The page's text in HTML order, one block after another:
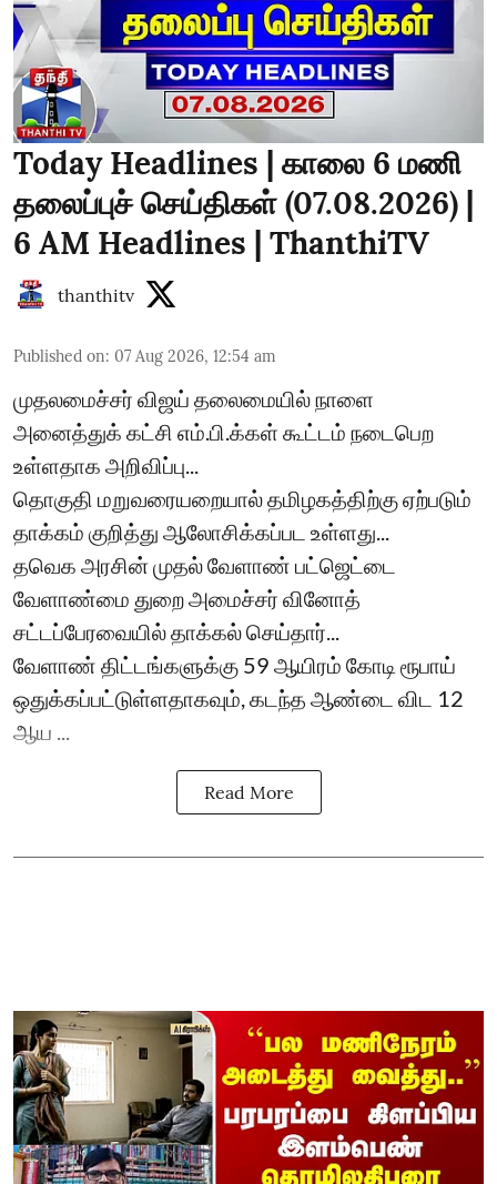
Today Headlines | காலை 6 மணி
தலைப்புச் செய்திகள் (07.08.2026) |
6 AM Headlines | ThanthiTV
thanthitv
Published on: 07 Aug 2026, 12:54 am
முதலமைச்சர் விஜய் தலைமையில் நாளை
அனைத்துக் கட்சி எம்.பி.க்கள் கூட்டம் நடைபெற
உள்ளதாக அறிவிப்பு...
தொகுதி மறுவரையறையால் தமிழகத்திற்கு ஏற்படும்
தாக்கம் குறித்து ஆலோசிக்கப்பட உள்ளது...
தவெக அரசின் முதல் வேளாண் பட்ஜெட்டை
வேளாண்மை துறை அமைச்சர் வினோத்
சட்டப்பேரவையில் தாக்கல் செய்தார்...
வேளாண் திட்டங்களுக்கு 59 ஆயிரம் கோடி ரூபாய்
ஒதுக்கப்பட்டுள்ளதாகவும், கடந்த ஆண்டை விட 12
ஆய ...
Read More